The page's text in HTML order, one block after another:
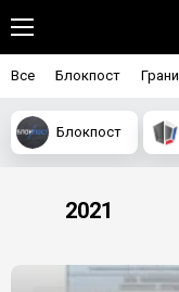
Все Блокпост
Блокпост
2021